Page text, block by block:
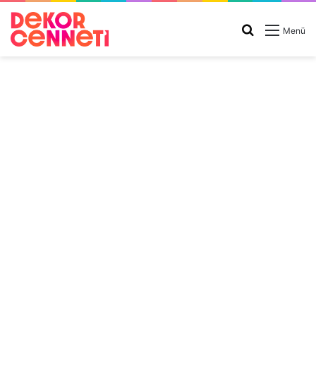
Menü
Arama